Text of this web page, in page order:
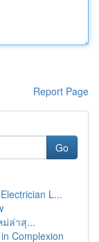
Report Page
Go
L...
ม่ล่าสุ...
Complexion